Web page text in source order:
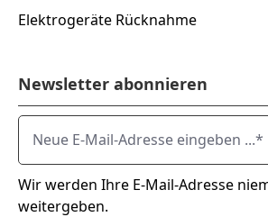
Elektrogeräte Rücknahme
Newsletter abonnieren
Neue E-Mail-Adresse eingeben ...
Wir werden Ihre E-Mail-Adresse
weitergeben.